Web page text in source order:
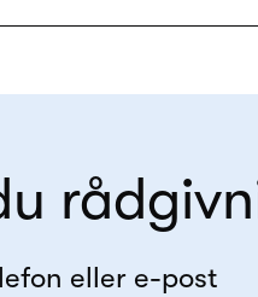
eller e-post